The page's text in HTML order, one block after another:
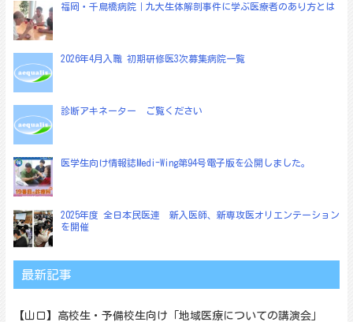
シ
ョ
福岡・千鳥橋病院｜九大生体解剖事件に学ぶ医療者のあり方とは
2026年4月入職 初期研修医3次募集病院一覧
診断アキネーター ご覧ください
医学生向け情報誌Medi-Wing第94号電子版を公開しました。
2025年度 全日本民医連 新入医師、新専攻医オリエンテーション
を開催
最新記事
【山口】高校生・予備校生向け「地域医療についての講演会」